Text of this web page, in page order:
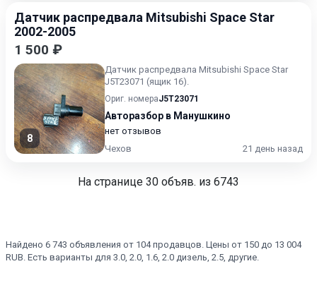
Датчик распредвала Mitsubishi Space Star
2002-2005
1 500 ₽
8
Датчик распредвала Mitsubishi Space Star
J5T23071 (ящик 16).
Ориг. номераJ5T23071
Авторазбор в Манушкино
нет отзывов
Чехов
21 день назад
На странице 30 объяв. из 6743
Найдено 6 743 объявления от 104 продавцов. Цены от 150 до 13 004
RUB. Есть варианты для 3.0, 2.0, 1.6, 2.0 дизель, 2.5, другие.